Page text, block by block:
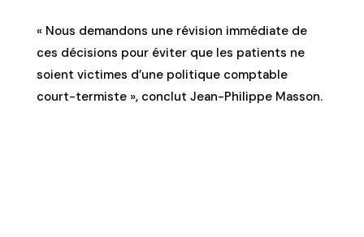
« Nous demandons une révision immédiate de
ces décisions pour éviter que les patients ne
soient victimes d’une politique comptable
court-termiste », conclut Jean-Philippe Masson.